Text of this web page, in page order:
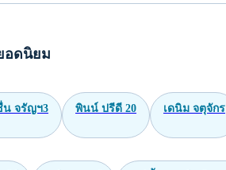
อดนิยม
จรัญฯ3 พินน์ ปรีดี 20 เดนิม จตุจักร